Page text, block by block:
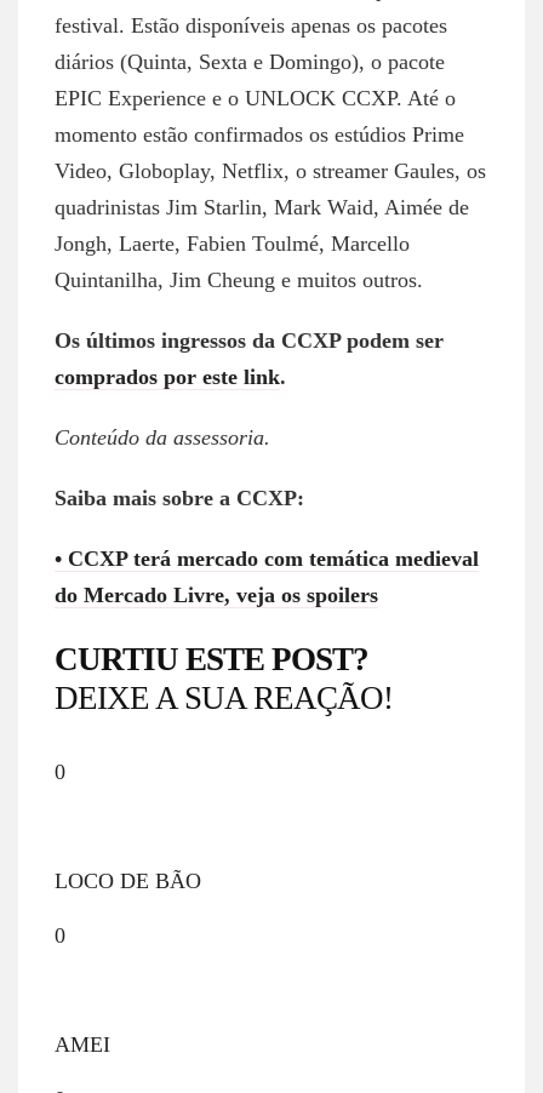
festival. Estão disponíveis apenas os pacotes
diários (Quinta, Sexta e Domingo), o pacote
EPIC Experience e o UNLOCK CCXP. Até o
momento estão confirmados os estúdios Prime
Video, Globoplay, Netflix, o streamer Gaules, os
quadrinistas Jim Starlin, Mark Waid, Aimée de
Jongh, Laerte, Fabien Toulmé, Marcello
Quintanilha, Jim Cheung e muitos outros.
Os últimos ingressos da CCXP podem ser
comprados por este link.
Conteúdo da assessoria.
Saiba mais sobre a CCXP:
• CCXP terá mercado com temática medieval
do Mercado Livre, veja os spoilers
CURTIU ESTE POST?
DEIXE A SUA REAÇÃO!
0
LOCO DE BÃO
0
AMEI